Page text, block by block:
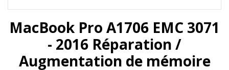
MacBook Pro A1706 EMC 3071
- 2016 Réparation /
Augmentation de mémoire